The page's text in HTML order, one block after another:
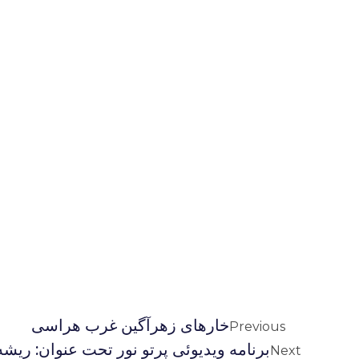
Previousخارهای زهرآگین غرب هراسی
Nextبرنامه ويديوئى پرتو نور تحت عنوان: